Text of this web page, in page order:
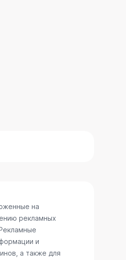
на
рекламных
и
а также для